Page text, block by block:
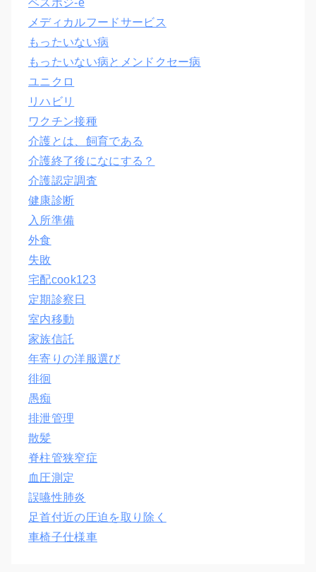
メディカルフードサービス
もったいない病
もったいない病とメンドクセー病
ユニクロ
リハビリ
ワクチン接種
介護とは、飼育である
介護終了後になにする？
介護認定調査
健康診断
入所準備
外食
失敗
宅配cook123
定期診察日
室内移動
家族信託
年寄りの洋服選び
徘徊
愚痴
排泄管理
散髪
脊柱管狭窄症
血圧測定
誤嚥性肺炎
足首付近の圧迫を取り除く
車椅子仕様車